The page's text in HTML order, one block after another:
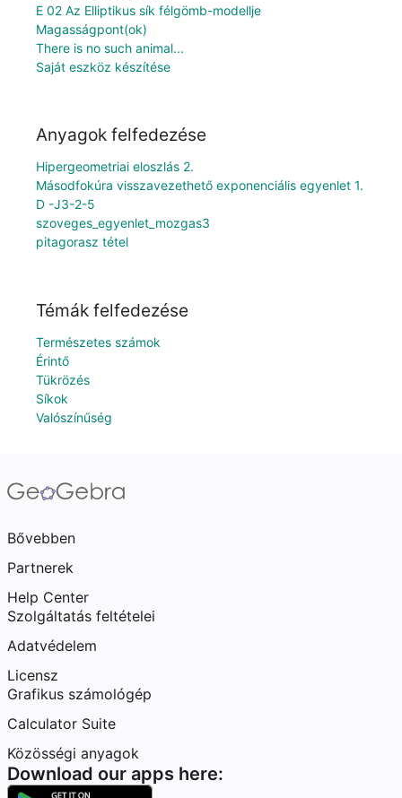
E 02 Az Elliptikus sík félgömb-modellje
Magasságpont(ok)
There is no such animal...
Saját eszköz készítése
Anyagok felfedezése
Hipergeometriai eloszlás 2.
Másodfokúra visszavezethető exponenciális egyenlet 1.
D -J3-2-5
szoveges_egyenlet_mozgas3
pitagorasz tétel
Témák felfedezése
Természetes számok
Érintő
Tükrözés
Síkok
Valószínűség
Bővebben
Partnerek
Help Center
Szolgáltatás feltételei
Adatvédelem
Licensz
Grafikus számológép
Calculator Suite
Közösségi anyagok
Download our apps here: